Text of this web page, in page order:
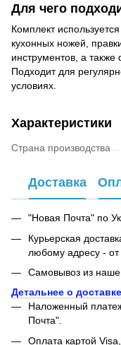
Для чего
Комплект
кухонных ножей,
инструментов, а
Подходит для
условиях.
Характеристики
Страна производства
Доставка
"Новая Почта" по
Курьерская
любому адресу - от
Самовывоз из
Детальнее о доставке
Наложенный
Почта".
Оплата картой